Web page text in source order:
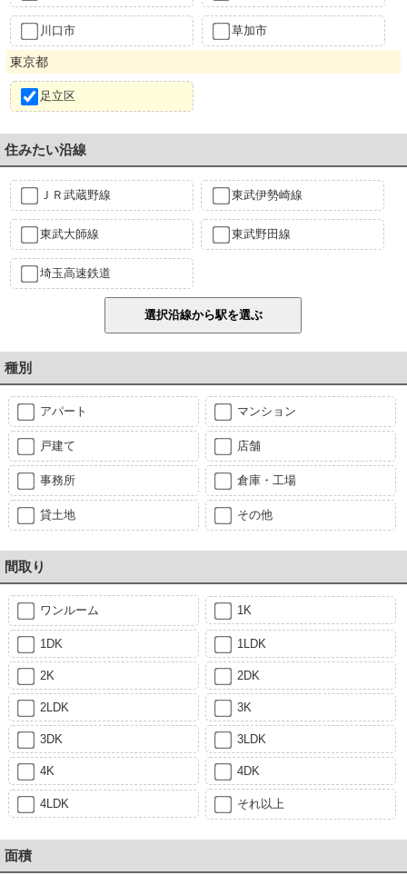
川口市 草加市
東京都
足立区
住みたい沿線
ＪＲ武蔵野線 東武伊勢崎線
東武大師線 東武野田線
埼玉高速鉄道
種別
アパート マンション
戸建て 店舗
事務所 倉庫・工場
貸土地 その他
間取り
ワンルーム 1K
1DK 1LDK
2K 2DK
2LDK 3K
3DK 3LDK
4K 4DK
4LDK それ以上
面積